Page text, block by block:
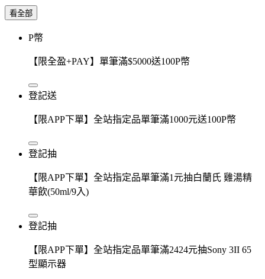
看全部
P幣
【限全盈+PAY】單筆滿$5000送100P幣
登記送
【限APP下單】全站指定品單筆滿1000元送100P幣
登記抽
【限APP下單】全站指定品單筆滿1元抽白蘭氏 雞湯精
華飲(50ml/9入)
登記抽
【限APP下單】全站指定品單筆滿2424元抽Sony 3II 65
型顯示器